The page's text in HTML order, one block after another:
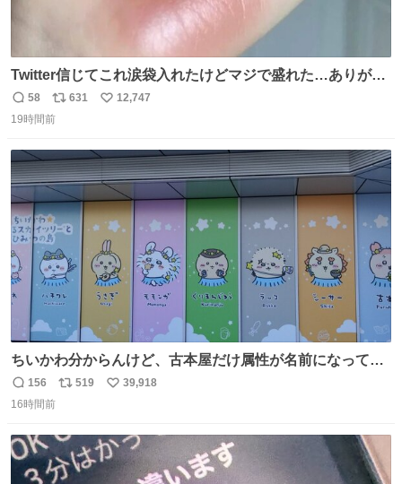
Twitter信じてこれ涙袋入れたけどマジで盛れた…ありがと
う…
返
信
58
リ
ポ
ト
数
631
い
数
12,747
19時間前
ちいかわ分からんけど、古本屋だけ属性が名前になってる
のはどういうこと？
返
信
156
リ
ト
数
519
い
数
39,918
16時間前